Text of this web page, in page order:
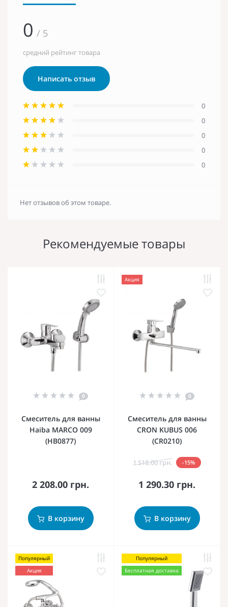
0 / 5
средний рейтинг товара
Написать отзыв
0
0
0
0
0
Нет отзывов об этом товаре.
Рекомендуемые товары
0
Смеситель для ванны
Haiba MARCO 009
(HB0877)
2 208.00 грн.
В корзину
Акция
0
Смеситель для ванны
CRON KUBUS 006
(CR0210)
1 518.00 грн. -15%
1 290.30 грн.
В корзину
Популярный
Акция
Популярный
Бесплатная доставка